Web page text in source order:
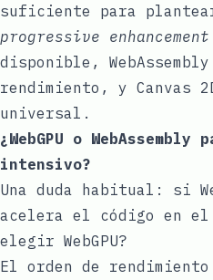
suficiente para
progressive enhancement
disponible,
rendimiento, y Canvas
universal.
¿WebGPU o
intensivo?
Una duda habitual: si
acelera el código en el
elegir WebGPU?
El orden de